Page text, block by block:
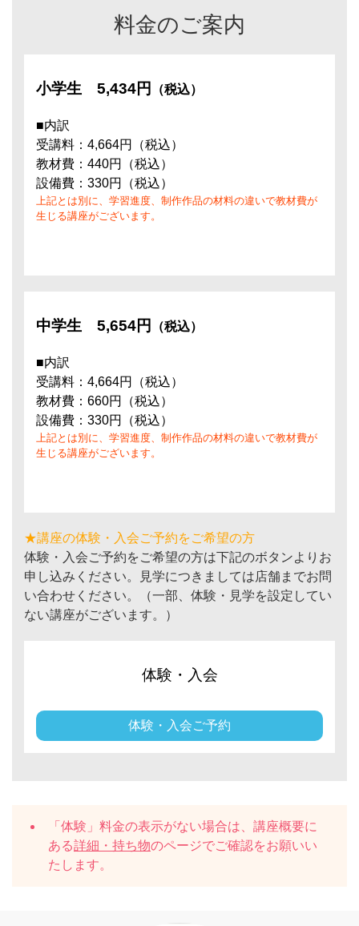
料金のご案内
小学生 5,434円 （税込）
■内訳
受講料：4,664円（税込）
教材費：440円（税込）
設備費：330円（税込）
上記とは別に、学習進度、制作作品の材料の違いで教材費が
生じる講座がございます。
中学生 5,654円 （税込）
■内訳
受講料：4,664円（税込）
教材費：660円（税込）
設備費：330円（税込）
上記とは別に、学習進度、制作作品の材料の違いで教材費が
生じる講座がございます。
★講座の体験・入会ご予約をご希望の方
体験・入会ご予約をご希望の方は下記のボタンよりお
申し込みください。見学につきましては店舗までお問
い合わせください。（一部、体験・見学を設定してい
ない講座がございます。）
体験・入会
体験・入会ご予約
「体験」料金の表示がない場合は、講座概要に
ある詳細・持ち物のページでご確認をお願いい
たします。